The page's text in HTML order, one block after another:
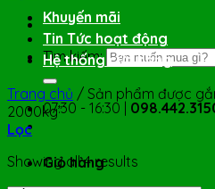
Tìm kiếm:
07:30 - 16:30 |
Giỏ hàng
Khuyến mãi
Tin Tức hoạt động
Hệ thống cửa hàng
Trang chủ / Sản phẩm được
2000kg”
Lọc
Showing all 4 results